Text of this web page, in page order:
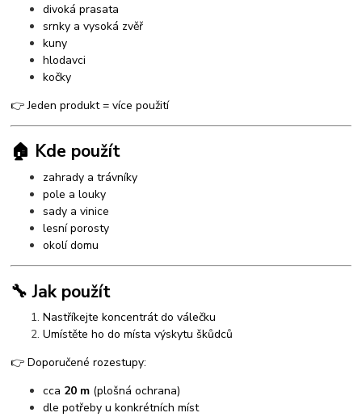
divoká prasata
srnky a vysoká zvěř
kuny
hlodavci
kočky
👉 Jeden produkt = více použití
🏠 Kde použít
zahrady a trávníky
pole a louky
sady a vinice
lesní porosty
okolí domu
🔧 Jak použít
Nastříkejte koncentrát do válečku
Umístěte ho do místa výskytu škůdců
👉 Doporučené rozestupy:
cca 20 m (plošná ochrana)
dle potřeby u konkrétních míst